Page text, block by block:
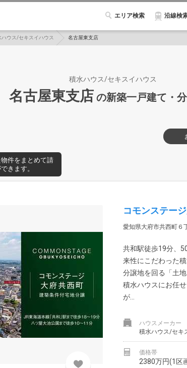
エリア検索 沿線検
ハウス/セキスイハウス 名古屋東支店
積水ハウス/セキスイハウス
名古屋東支店 の新築一戸建て・
件をまとめて請
きます。
コモンステー
愛知県大府市共西町６
共和駅徒歩19分、
来性にこだわった
分譲地を回る「土
積水ハウスにお任
が...
ハウスメーカー
積水ハウス/セキ
価格帯
2380万円(1区